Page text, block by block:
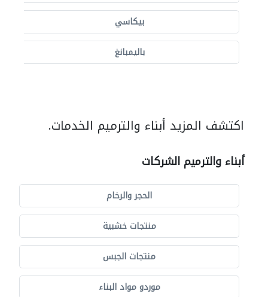
بيكاسي
باليمبانغ
اكتشف المزيد أبناء والترميم الخدمات.
أبناء والترميم الشركات
الحجر والرخام
منتجات خشبية
منتجات الجبس
موردو مواد البناء